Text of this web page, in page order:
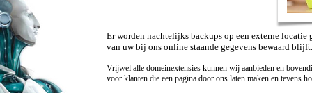
Er worden nachtelijks backups op een externe
van uw bij ons online staande gegevens bewaard blijft.
Vrijwel alle domeinextensies kunnen wij aanbieden en
voor klanten die een pagina door ons laten maken en tevens